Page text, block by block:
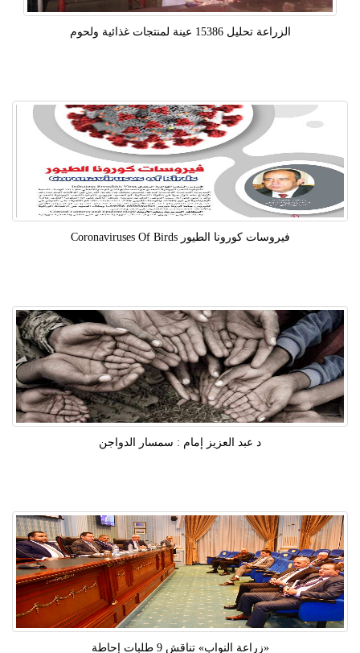
الزراعة تحليل 15386 عينة لمنتجات غذائية ولحوم
فيروسات كورونا الطيور Coronaviruses Of Birds
د عبد العزيز إمام : سمسار الدواجن
«زراعة النواب» تناقش 9 طلبات إحاطة